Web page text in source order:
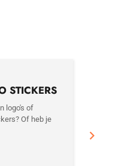
STICKERS
logo's of
Of heb je